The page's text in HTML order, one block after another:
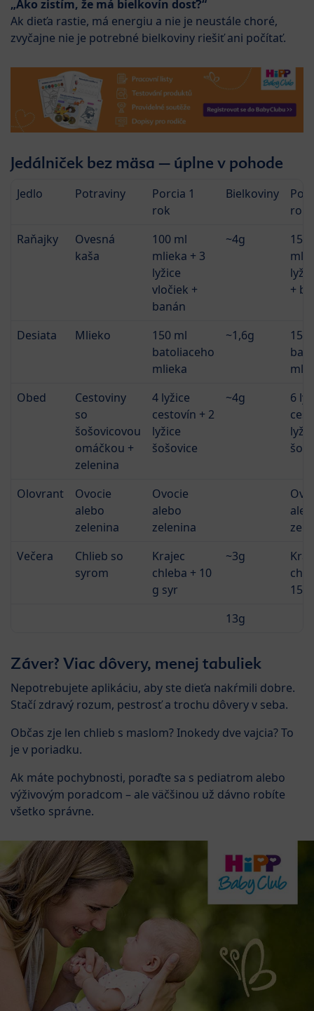
„Ako zistím, že má bielkovín dosť?“
Ak dieťa rastie, má energiu a nie je neustále choré,
zvyčajne nie je potrebné bielkoviny riešiť ani počítať.
Jedálniček bez mäsa – úplne v pohode
Jedlo Potraviny
Porcia 1
rok
Bielkoviny
roky
Raňajky
Ovesná
kaša
100 ml
mlieka + 3
lyžice
vločiek +
banán
~4g
150
+
Desiata Mlieko
150 ml
batoliaceho
mlieka
~1,6g
150
Obed
Cestoviny
so
šošovicovou
omáčkou +
zelenina
4 lyžice
cestovín + 2
lyžice
šošovice
~4g
6
Olovrant
Ovocie
alebo
zelenina
Ovocie
alebo
zelenina
Večera
Chlieb so
syrom
Krajec
chleba + 10
g syr
~3g
15g
13g
Záver? Viac dôvery, menej tabuliek
Nepotrebujete aplikáciu, aby ste dieťa nakŕmili dobre.
Stačí zdravý rozum, pestrosť a trochu dôvery v seba.
Občas zje len chlieb s maslom? Inokedy dve vajcia? To
je v poriadku.
Ak máte pochybnosti, poraďte sa s pediatrom alebo
výživovým poradcom – ale väčšinou už dávno robíte
všetko správne.